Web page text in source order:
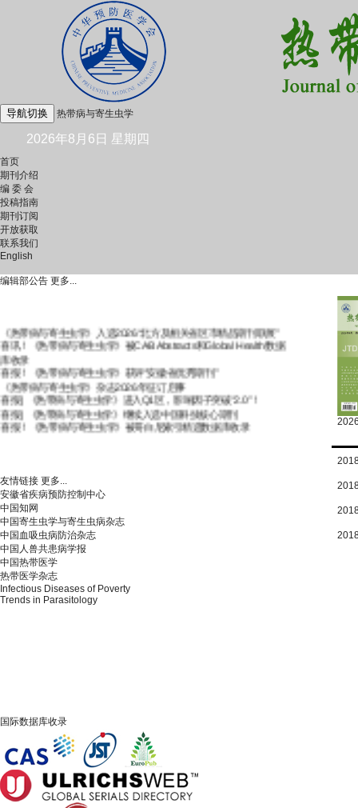
导航切换 热带病与寄生虫学
2026年8月6日 星期四
首页
期刊介绍
编 委 会
投稿指南
期刊订阅
开放获取
联系我们
English
编辑部公告 更多...
《热带病与寄生虫学》入选2026“北方及相关省区市精品期刊联展”
喜讯！《热带病与寄生虫学》被CAB Abstracts和Global Health数据
库收录
喜报！《热带病与寄生虫学》获评“安徽省优秀期刊”
《热带病与寄生虫学》杂志2026年征订启事
喜报 | 《热带病与寄生虫学》进入Q1区，影响因子突破“2.0”！
喜报 | 《热带病与寄生虫学》继续入选中国科技核心期刊
喜报！《热带病与寄生虫学》被哥白尼索引精选数据库收录
友情链接 更多...
安徽省疾病预防控制中心
中国知网
中国寄生虫学与寄生虫病杂志
中国血吸虫病防治杂志
中国人兽共患病学报
中国热带医学
热带医学杂志
Infectious Diseases of Poverty
Trends in Parasitology
国际数据库收录